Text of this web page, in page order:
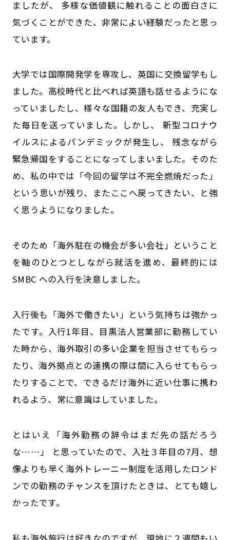
ましたが、 多様な価値観に触れることの面白さに
気づくことができた、非常によい経験だったと思っ
ています。
大学では国際開発学を専攻し、英国に交換留学もし
ました。高校時代と比べれば英語も話せるようにな
っていましたし、様々な国籍の友人もでき、充実し
た毎日を送っていました。しかし、 新型コロナウ
イルスによるパンデミックが発生し、 残念ながら
緊急帰国をすることになってしまいました。そのた
め、私の中では「今回の留学は不完全燃焼だった」
という思いが残り、またここへ戻ってきたい、と強
く思うようになりました。
そのため「海外駐在の機会が多い会社」ということ
を軸のひとつとしながら就活を進め、最終的には
SMBC への入行を決意しました。
入行後も「海外で働きたい」という気持ちは強かっ
たです。入行1年目、目黒法人営業部に勤務してい
た時から、海外取引の多い企業を担当させてもらっ
たり、海外拠点との連携の際は間に入らせてもらっ
たりすることで、できるだけ海外に近い仕事に携わ
れるよう、常に意識はしていました。
とはいえ「海外勤務の辞令はまだ先の話だろう
な……」 と思っていたので、入社３年目の7月、想
像よりも早く海外トレーニー制度を活用したロンド
ンでの勤務のチャンスを頂けたときは、とても嬉し
かったです。